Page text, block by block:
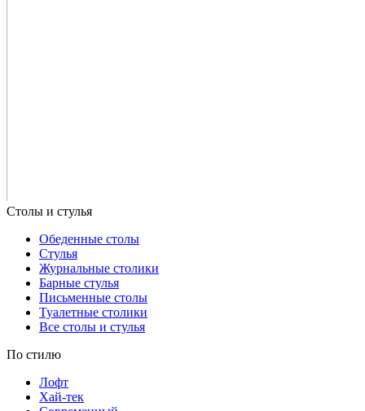
Обеденные столы
Стулья
Журнальные столики
Барные стулья
Письменные столы
Туалетные столики